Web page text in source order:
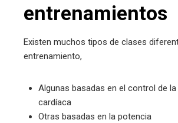
entrenamientos
Existen muchos tipos de clases
entrenamiento,
Algunas basadas en el control de
cardíaca
Otras basadas en la potencia